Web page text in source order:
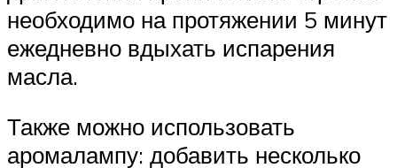
необходимо на протяжении 5 минут
ежедневно вдыхать испарения
масла.
Также можно использовать
аромалампу: добавить несколько